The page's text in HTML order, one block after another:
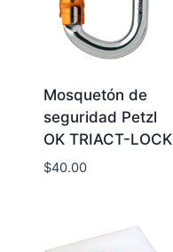
Mosquetón de
seguridad Petzl
OK TRIACT-LOCK
$40.00